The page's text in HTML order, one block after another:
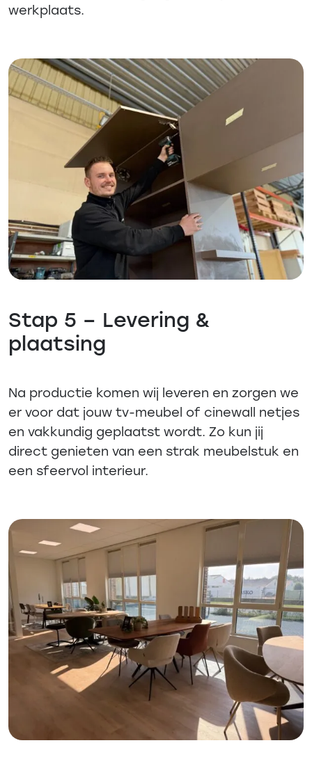
werkplaats.
Stap 5 – Levering &
plaatsing
Na productie komen wij leveren en zorgen we
er voor dat jouw tv-meubel of cinewall netjes
en vakkundig geplaatst wordt. Zo kun jij
direct genieten van een strak meubelstuk en
een sfeervol interieur.